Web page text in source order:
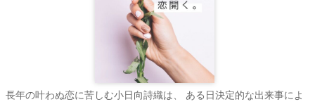
長年の叶わぬ恋に苦しむ小日向詩織は、 ある日決定的な出来事によ